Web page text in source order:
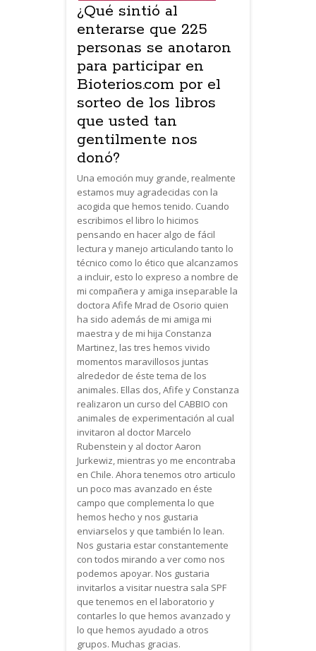
¿Qué sintió al
enterarse que 225
personas se anotaron
para participar en
Bioterios.com por el
sorteo de los libros
que usted tan
gentilmente nos
donó?
Una emoción muy grande, realmente
estamos muy agradecidas con la
acogida que hemos tenido. Cuando
escribimos el libro lo hicimos
pensando en hacer algo de fácil
lectura y manejo articulando tanto lo
técnico como lo ético que alcanzamos
a incluir, esto lo expreso a nombre de
mi compañera y amiga inseparable la
doctora Afife Mrad de Osorio quien
ha sido además de mi amiga mi
maestra y de mi hija Constanza
Martinez, las tres hemos vivido
momentos maravillosos juntas
alrededor de éste tema de los
animales. Ellas dos, Afife y Constanza
realizaron un curso del CABBIO con
animales de experimentación al cual
invitaron al doctor Marcelo
Rubenstein y al doctor Aaron
Jurkewiz, mientras yo me encontraba
en Chile. Ahora tenemos otro articulo
un poco mas avanzado en éste
campo que complementa lo que
hemos hecho y nos gustaria
enviarselos y que también lo lean.
Nos gustaria estar constantemente
con todos mirando a ver como nos
podemos apoyar. Nos gustaria
invitarlos a visitar nuestra sala SPF
que tenemos en el laboratorio y
contarles lo que hemos avanzado y
lo que hemos ayudado a otros
grupos. Muchas gracias.